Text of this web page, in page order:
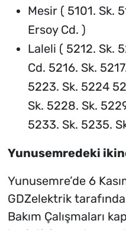
Mesir ( 5101. Sk.
Ersoy Cd. )
Laleli ( 5212. Sk.
Cd. 5216. Sk.
5223. Sk. 5224
Sk. 5228. Sk.
5233. Sk. 5235.
Yunusemredeki
Yunusemre’de 6
GDZelektrik
Bakım Çalışmaları